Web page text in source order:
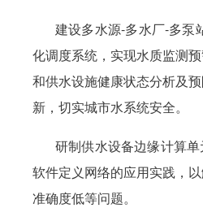
建设多水源-多水厂-多泵
化调度系统，实现水质监测
和供水设施健康状态分析及
新，切实城市水系统安全。
研制供水设备边缘计算
软件定义网络的应用实践，
准确度低等问题。